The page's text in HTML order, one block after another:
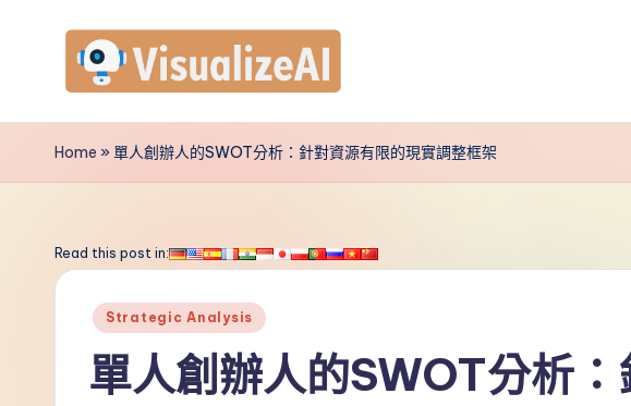
contentV
is
a
Home »單人創辦人的SWOT分析：針對資源有限的現實調整框架
Read this post in:
Posted
Strategic Analysis
單人創辦人的SWOT分析